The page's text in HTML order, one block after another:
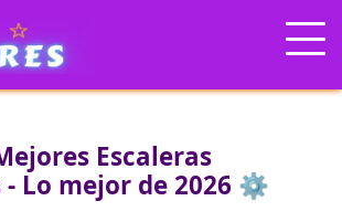
Escaleras
- Lo mejor de 2026 ⚙️